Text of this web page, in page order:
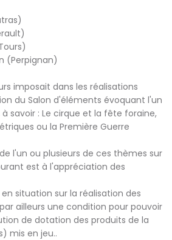
(Perpignan)
imposait dans les réalisations
du Salon d'éléments évoquant l'un
savoir : Le cirque et la fête foraine,
ou la Première Guerre
l'un ou plusieurs de ces thèmes sur
est à l'appréciation des
situation sur la réalisation des
ailleurs une condition pour pouvoir
de dotation des produits de la
mis en jeu..